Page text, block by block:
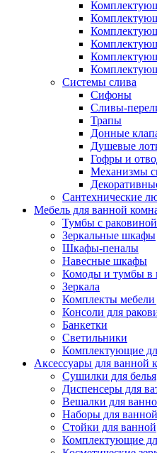
Системы слива
Сифоны
Сливы-
Трапы
Донные
Душевые
Гофры и
Механизмы
Сантехнические
Мебель для ванной
Тумбы с раковиной
Зеркальные шкафы
Шкафы-пеналы
Навесные шкафы
Комоды и тумбы в
Зеркала
Комплекты
Консоли для
Банкетки
Светильники
Комплектующие
Аксессуары для ванной
Сушилки для белья
Диспенсеры для
Вешалки для
Наборы для ванной
Стойки для ванной
Комплектующие